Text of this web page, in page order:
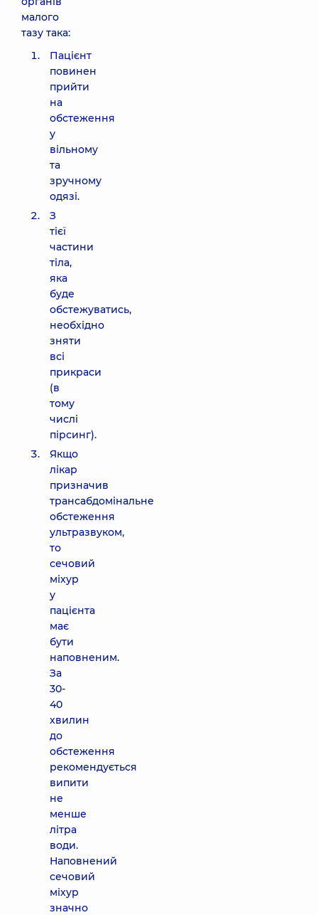
малого
тазу така:
Пацієнт
повинен
прийти
на
обстеження
у
вільному
та
зручному
одязі.
З
тієї
частини
тіла,
яка
буде
обстежуватись,
необхідно
зняти
всі
прикраси
(в
тому
числі
пірсинг).
Якщо
лікар
призначив
трансабдомінальне
обстеження
ультразвуком,
то
сечовий
міхур
у
пацієнта
має
бути
наповненим.
За
30-
40
хвилин
до
обстеження
рекомендується
випити
не
менше
літра
води.
Наповнений
сечовий
міхур
значно